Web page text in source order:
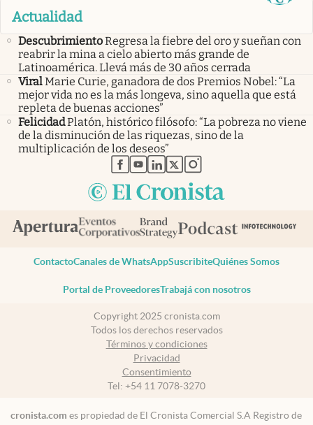
Actualidad
DescubrimientoRegresa la fiebre del oro y sueñan con
reabrir la mina a cielo abierto más grande de
Latinoamérica. Llevá más de 30 años cerrada
ViralMarie Curie, ganadora de dos Premios Nobel: “La
mejor vida no es la más longeva, sino aquella que está
repleta de buenas acciones”
FelicidadPlatón, histórico filósofo: “La pobreza no viene
de la disminución de las riquezas, sino de la
multiplicación de los deseos”
abre en nueva pestaña
abre en nueva pestaña
abre en nueva pestaña
abre en nueva pestaña
abre en nueva pestaña
ContactoCanales de WhatsAppSuscribiteQuiénes Somos
Portal de ProveedoresTrabajá con nosotros
Copyright 2025 cronista.com
Todos los derechos reservados
Términos y condiciones
Privacidad
Consentimiento
Tel: +54 11 7078-3270
cronista.com es propiedad de El Cronista Comercial S.A Registro de